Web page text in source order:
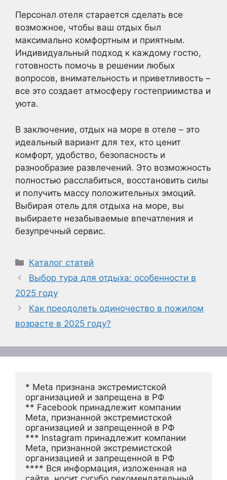
Персонал отеля старается сделать все
возможное, чтобы ваш отдых был
максимально комфортным и приятным.
Индивидуальный подход к каждому гостю,
готовность помочь в решении любых
вопросов, внимательность и приветливость –
все это создает атмосферу гостеприимства и
уюта.
В заключение, отдых на море в отеле – это
идеальный вариант для тех, кто ценит
комфорт, удобство, безопасность и
разнообразие развлечений. Это возможность
полностью расслабиться, восстановить силы
и получить массу положительных эмоций.
Выбирая отель для отдыха на море, вы
выбираете незабываемые впечатления и
безупречный сервис.
Рубрики
Каталог статей
Выбор тура для отдыха: особенности в
2025 году
Как преодолеть одиночество в пожилом
возрасте в 2025 году?
* Meta признана экстремистской
организацией и запрещена в РФ
** Facebook принадлежит компании
Meta, признанной экстремистской
организацией и запрещенной в РФ
*** Instagram принадлежит компании
Meta, признанной экстремистской
организацией и запрещенной в РФ
**** Вся информация, изложенная на